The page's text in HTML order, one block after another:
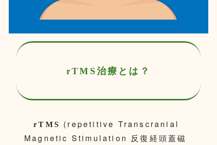
rTMS治療とは？
rTMS
(repetitive Transcranial
Magnetic Stimulation 反復経頭蓋磁